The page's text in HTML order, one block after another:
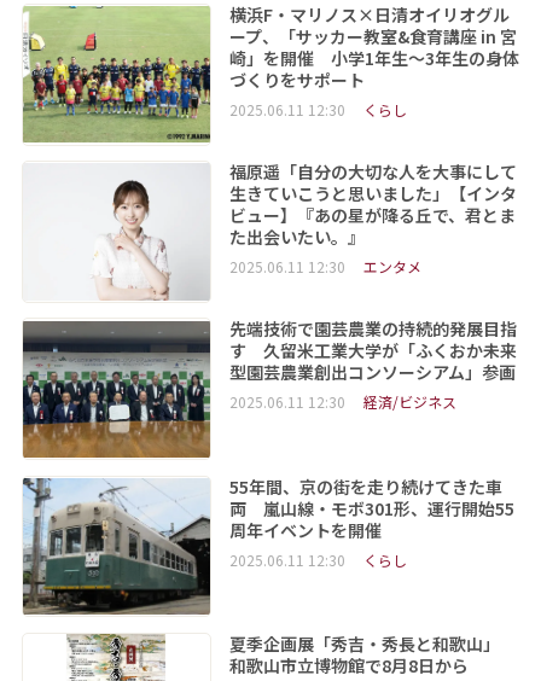
横浜F・マリノス×日清オイリオグル
ープ、「サッカー教室&食育講座 in 宮
崎」を開催 小学1年生～3年生の身体
づくりをサポート
2025.06.11 12:30 くらし
福原遥「自分の大切な人を大事にして
生きていこうと思いました」【インタ
ビュー】『あの星が降る丘で、君とま
た出会いたい。』
2025.06.11 12:30 エンタメ
先端技術で園芸農業の持続的発展目指
す 久留米工業大学が「ふくおか未来
型園芸農業創出コンソーシアム」参画
2025.06.11 12:30 経済/ビジネス
55年間、京の街を走り続けてきた車
両 嵐山線・モボ301形、運行開始55
周年イベントを開催
2025.06.11 12:30 くらし
夏季企画展「秀吉・秀長と和歌山」
和歌山市立博物館で8月8日から